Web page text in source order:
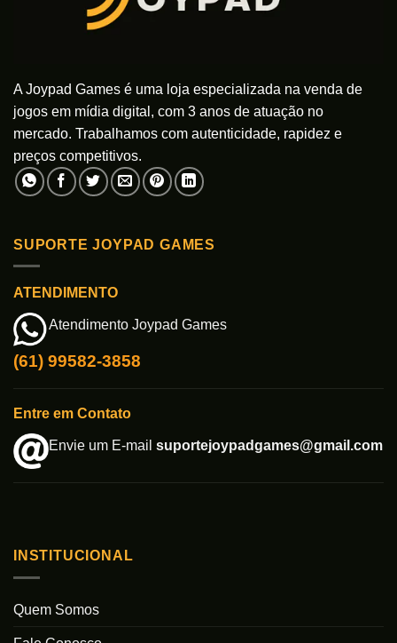
na
A Joypad Games é uma loja especializada na venda de
jogos em mídia digital, com 3 anos de atuação no
mercado. Trabalhamos com autenticidade, rapidez e
preços competitivos.
SUPORTE JOYPAD GAMES
ATENDIMENTO
Atendimento Joypad Games
(61) 99582-3858
Entre em Contato
Envie um E-mail suportejoypadgames@gmail.com
INSTITUCIONAL
Quem Somos